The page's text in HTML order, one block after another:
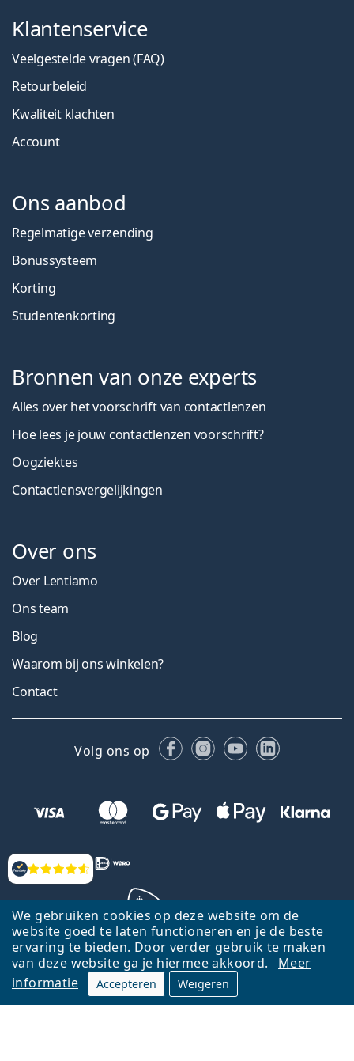
We gebruiken cookies op deze website om de
website goed te laten functioneren en je de beste
ervaring te bieden. Door verder gebruik te maken
van deze website ga je hiermee akkoord.
Meer
informatie
Accepteren Weigeren
Beoordelingen
Klantenservice
Veelgestelde vragen (FAQ)
Retourbeleid
Kwaliteit klachten
Account
Ons aanbod
Regelmatige verzending
Bonussysteem
Korting
Studentenkorting
Bronnen van onze experts
Alles over het voorschrift van contactlenzen
Hoe lees je jouw contactlenzen voorschrift?
Oogziektes
Contactlensvergelijkingen
Over ons
Over Lentiamo
Ons team
Blog
Waarom bij ons winkelen?
Contact
Volg ons op FacebookInstagram
YouTubeLinkedIn
Terug naar de homepagina
Ga omhoog
Lentiamo.nl is eigendom van en wordt beheerd door Lentiamo s.r.o.,
Tsjechië
Hier al 18 jaar voor jou.